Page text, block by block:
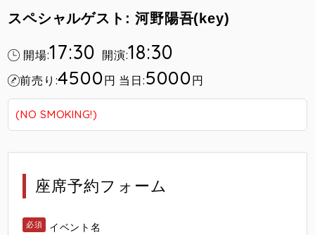
スペシャルゲスト: 河野陽吾(key)
開場:17:30 開演:18:30
前売り:4500円 当日:5000円
(NO SMOKING!)
座席予約フォーム
イベント名